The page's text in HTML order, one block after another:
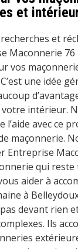
et
et
Maconnerie 76
vos
une idée
intérieur.
l’aide avec ce
maçonnerie.
Entreprise
qui reste
aider à
à
devant rien
Ils